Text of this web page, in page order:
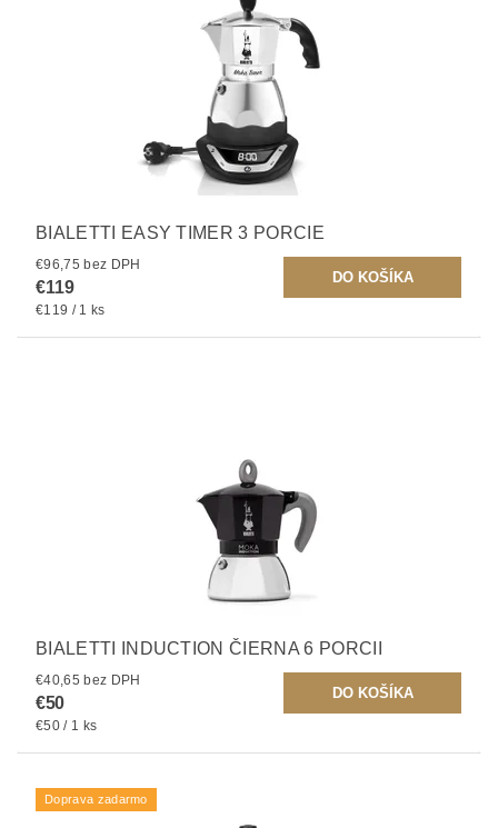
BIALETTI EASY TIMER 3 PORCIE
€96,75 bez DPH
€119
€119 / 1 ks
BIALETTI INDUCTION ČIERNA 6 PORCII
€40,65 bez DPH
€50
€50 / 1 ks
Doprava zadarmo